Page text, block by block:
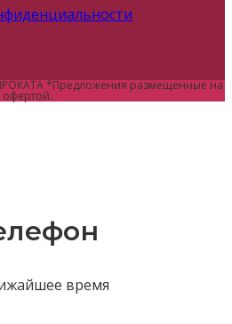
*Предложения размещенные на
офертой.
время